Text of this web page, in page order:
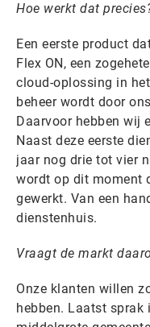
Hoe werkt dat
Een eerste product
Flex ON, een
cloud-oplossing in
beheer wordt door
Daarvoor hebben wij
Naast deze eerste
jaar nog drie tot vier
wordt op dit moment
gewerkt. Van een
dienstenhuis.
Vraagt de markt
Onze klanten willen
hebben. Laatst sprak